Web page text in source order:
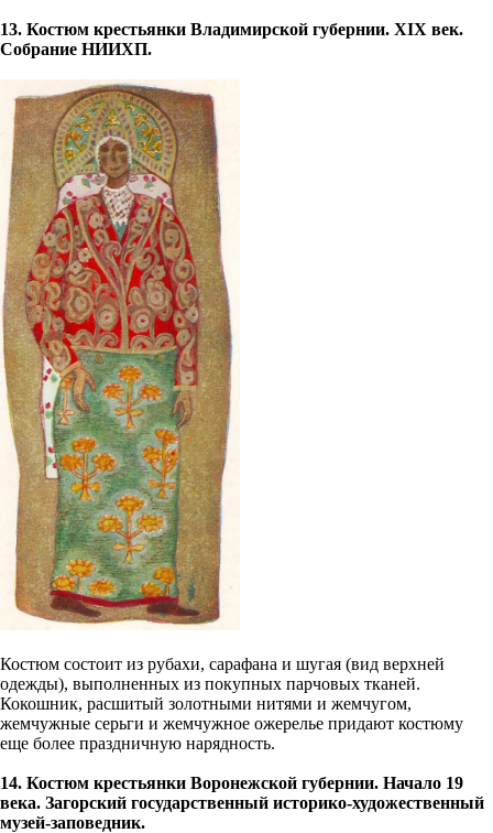
13. Костюм крестьянки Владимирской губернии. XIX век.
Собрание НИИХП.
Костюм состоит из рубахи, сарафана и шугая (вид верхней
одежды), выполненных из покупных парчовых тканей.
Кокошник, расшитый золотными нитями и жемчугом,
жемчужные серьги и жемчужное ожерелье придают костюму
еще более праздничную нарядность.
14. Костюм крестьянки Воронежской губернии. Начало 19
века. Загорский государственный историко-художественный
музей-заповедник.